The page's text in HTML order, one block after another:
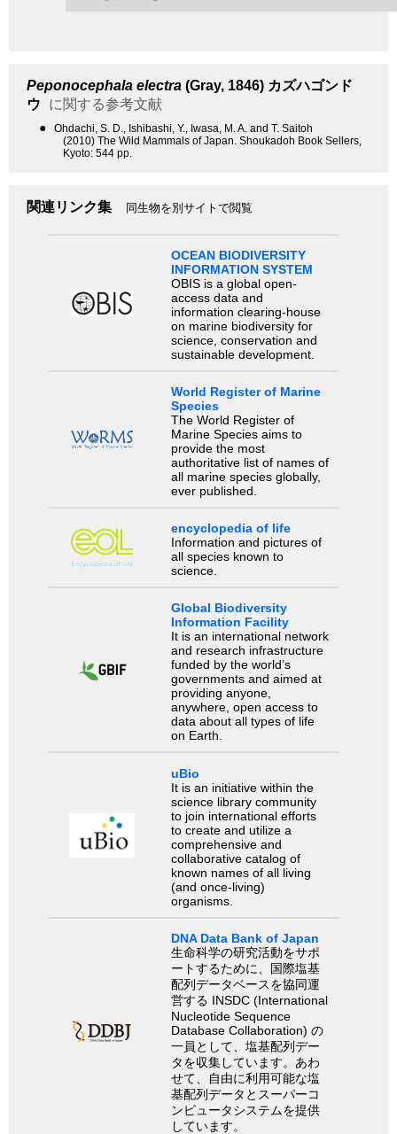
Peponocephala electra (Gray, 1846) カズハゴンド
ウ
に関する参考文献
●
Ohdachi, S. D., Ishibashi, Y., Iwasa, M. A. and T. Saitoh
(2010) The Wild Mammals of Japan. Shoukadoh Book Sellers,
Kyoto: 544 pp.
関連リンク集 同生物を別サイトで閲覧
OCEAN BIODIVERSITY
INFORMATION SYSTEM
OBIS is a global open-
access data and
information clearing-house
on marine biodiversity for
science, conservation and
sustainable development.
World Register of Marine
Species
The World Register of
Marine Species aims to
provide the most
authoritative list of names of
all marine species globally,
ever published.
encyclopedia of life
Information and pictures of
all species known to
science.
Global Biodiversity
Information Facility
It is an international network
and research infrastructure
funded by the world’s
governments and aimed at
providing anyone,
anywhere, open access to
data about all types of life
on Earth.
uBio
It is an initiative within the
science library community
to join international efforts
to create and utilize a
comprehensive and
collaborative catalog of
known names of all living
(and once-living)
organisms.
DNA Data Bank of Japan
生命科学の研究活動をサポ
ートするために、国際塩基
配列データベースを協同運
営する INSDC (International
Nucleotide Sequence
Database Collaboration) の
一員として、塩基配列デー
タを収集しています。あわ
せて、自由に利用可能な塩
基配列データとスーパーコ
ンピュータシステムを提供
しています。